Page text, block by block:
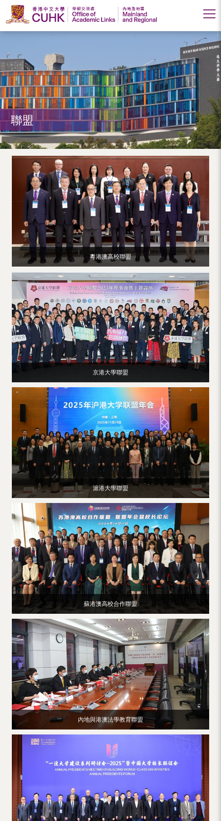
香
港
中
文
大
學
學
術
（內
地
及
地
區）
聯盟
粵港澳高校聯盟
京港大學聯盟
滬港大學聯盟
蘇港澳高校合作聯盟
內地與港澳法學教育聯盟